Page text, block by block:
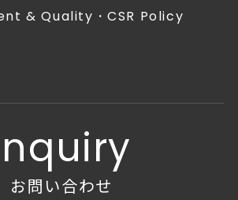
& Quality・CSR Policy
お問い合わせ